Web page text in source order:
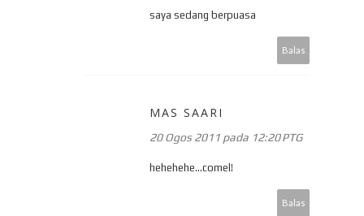
saya sedang berpuasa
Balas
MAS SAARI
20 Ogos 2011 pada 12:20 PTG
hehehehe...comel!
Balas